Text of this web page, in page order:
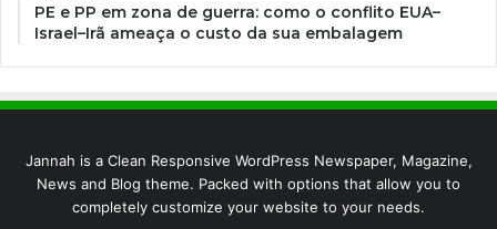
PE e PP em zona de guerra: como o conflito EUA–
Israel–Irã ameaça o custo da sua embalagem
Jannah is a Clean Responsive WordPress Newspaper, Magazine,
News and Blog theme. Packed with options that allow you to
completely customize your website to your needs.